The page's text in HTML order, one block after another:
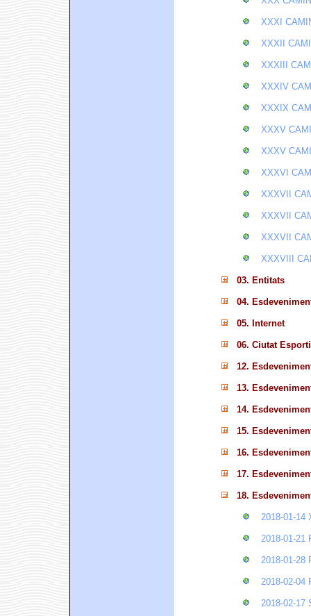
XXXI
XXXII
XXXIII
XXXIV
XXXIX
XXXV
XXXV
XXXVI
XXXVII
XXXVII
XXXVII
XXXVIII
03. Entitats
04.
05. Internet
06. Ciutat
12.
13.
14.
15.
16.
17.
18.
2018-01-14
2018-01-21
2018-01-28
2018-02-04
2018-02-17